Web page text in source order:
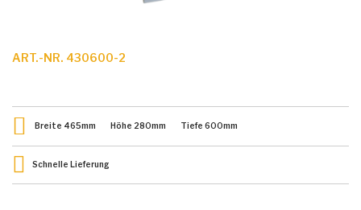
ART.-NR. 430600-2
Breite 465mm Höhe 280mm Tiefe 600mm
Schnelle Lieferung